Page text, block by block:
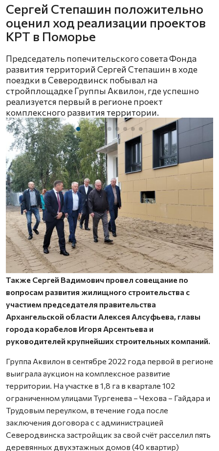
Сергей Степашин положительно
оценил ход реализации проектов
КРТ в Поморье
Председатель попечительского совета Фонда
развития территорий Сергей Степашин в ходе
поездки в Северодвинск побывал на
стройплощадке Группы Аквилон, где успешно
реализуется первый в регионе проект
комплексного развития территории.
Также Сергей Вадимович провел совещание по
вопросам развития жилищного строительства с
участием председателя правительства
Архангельской области Алексея Алсуфьева, главы
города корабелов Игоря Арсентьева и
руководителей крупнейших строительных компаний.
Группа Аквилон в сентябре 2022 года первой в регионе
выиграла аукцион на комплексное развитие
территории. На участке в 1,8 га в квартале 102
ограниченном улицами Тургенева – Чехова – Гайдара и
Трудовым переулком, в течение года после
заключения договора с с администрацией
Северодвинска застройщик за свой счёт расселил пять
деревянных двухэтажных домов (40 квартир)